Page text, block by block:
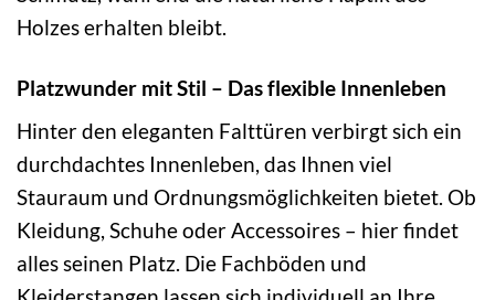
Holzes erhalten bleibt.
Platzwunder mit Stil – Das flexible Innenleben
Hinter den eleganten Falttüren verbirgt sich ein
durchdachtes Innenleben, das Ihnen viel
Stauraum und Ordnungsmöglichkeiten bietet. Ob
Kleidung, Schuhe oder Accessoires – hier findet
alles seinen Platz. Die Fachböden und